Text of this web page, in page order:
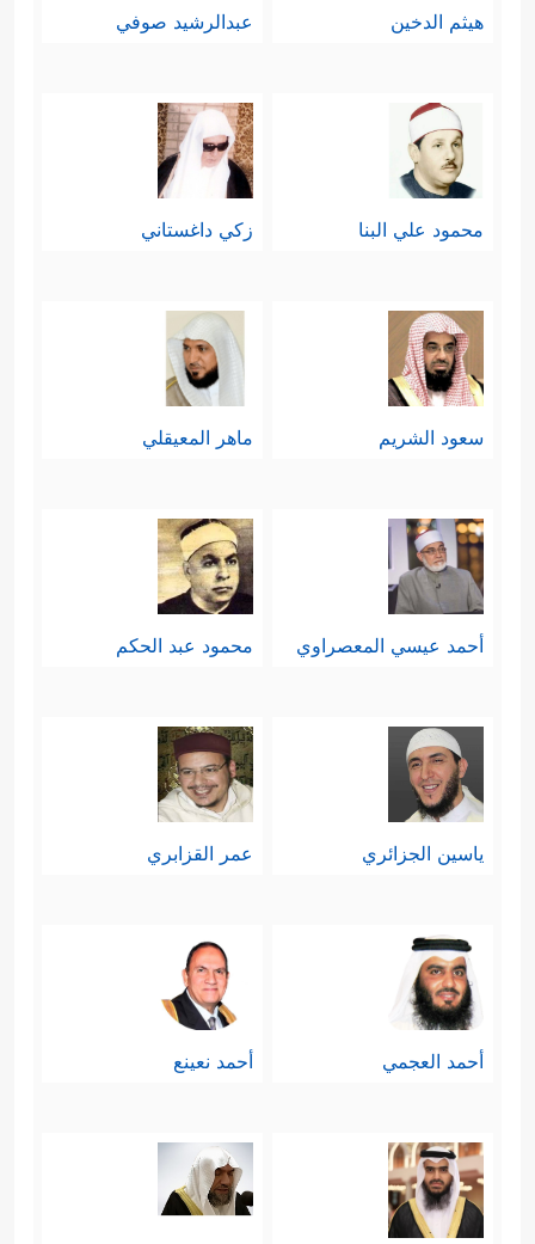
هيثم الدخين عبدالرشيد صوفي
محمود علي البنا زكي داغستاني
سعود الشريم ماهر المعيقلي
أحمد عيسي المعصراوي محمود عبد الحكم
ياسين الجزائري عمر القزابري
أحمد العجمي أحمد نعينع